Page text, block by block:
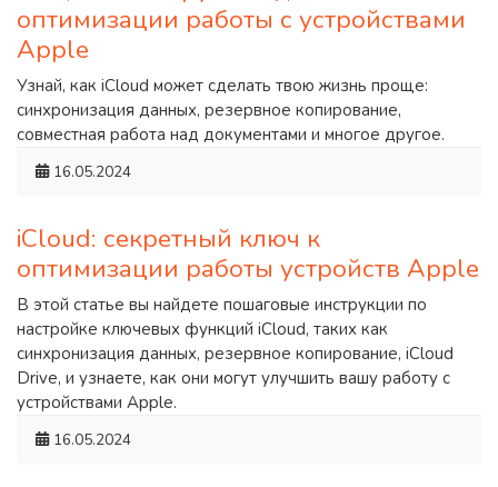
оптимизации работы с устройствами
Apple
Узнай, как iCloud может сделать твою жизнь проще:
синхронизация данных, резервное копирование,
совместная работа над документами и многое другое.
16.05.2024
iCloud: секретный ключ к
оптимизации работы устройств Apple
В этой статье вы найдете пошаговые инструкции по
настройке ключевых функций iCloud, таких как
синхронизация данных, резервное копирование, iCloud
Drive, и узнаете, как они могут улучшить вашу работу с
устройствами Apple.
16.05.2024